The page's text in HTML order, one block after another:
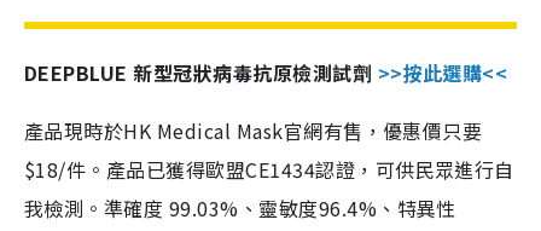
DEEPBLUE 新型冠狀病毒抗原檢測試劑 >>按此選購<<
產品現時於HK Medical Mask官網有售，優惠價只要
$18/件。產品已獲得歐盟CE1434認證，可供民眾進行自
我檢測。準確度 99.03%、靈敏度96.4%、特異性